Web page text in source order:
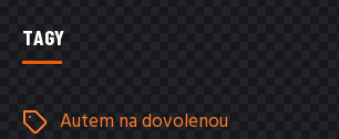
TAGY
Autem na dovolenou